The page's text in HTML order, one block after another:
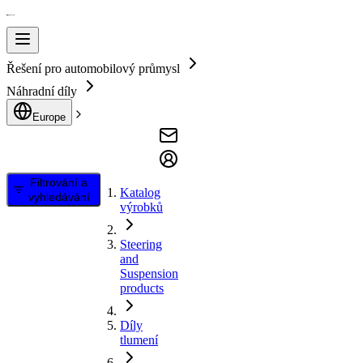
Řešení pro automobilový průmysl
Náhradní díly
Europe
Filtrování a
vyhledávání
Katalog
výrobků
Steering
and
Suspension
products
Díly
tlumení